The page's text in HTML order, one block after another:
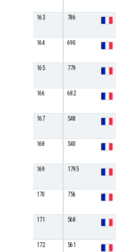
163 786
164 690
165 779
166 682
167 548
168 540
169 1795
170 756
171 568
172 561